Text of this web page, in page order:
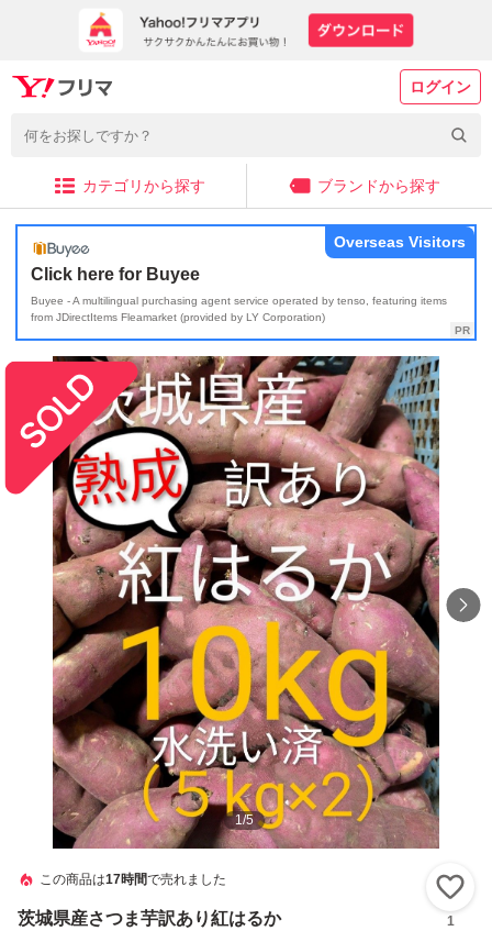
ログイン
カテゴリから探す ブランドから探す
Click here for Buyee
Buyee - A multilingual purchasing agent service operated by tenso, featuring items
from JDirectItems Fleamarket (provided by LY Corporation)
Overseas Visitors
1/5
この商品は17時間で売れました
茨城県産さつま芋訳あり紅はるか 1